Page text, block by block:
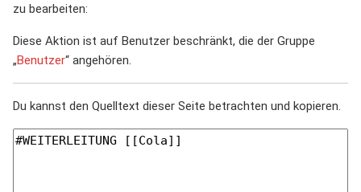
zu bearbeiten:
Diese Aktion ist auf Benutzer beschränkt, die der Gruppe
„Benutzer“ angehören.
Du kannst den Quelltext dieser Seite betrachten und kopieren.